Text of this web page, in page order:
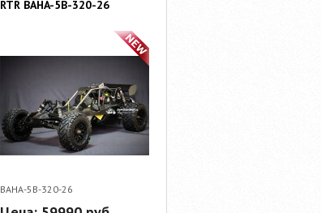
RTR BAHA-5B-320-26
BAHA-5B-320-26